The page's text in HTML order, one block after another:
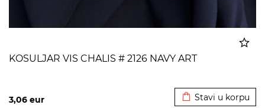
KOSULJAR VIS CHALIS # 2126 NAVY ART
3,06 eur Stavi u korpu